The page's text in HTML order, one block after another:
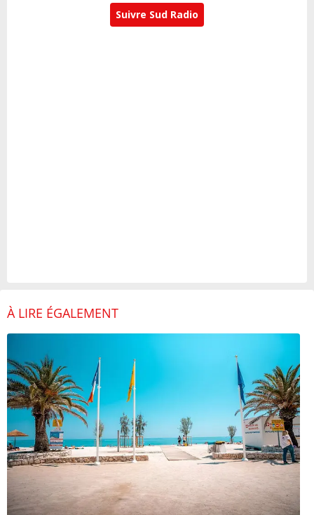
Suivre Sud Radio
À LIRE ÉGALEMENT